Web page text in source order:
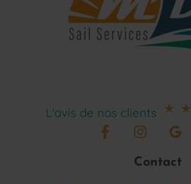
L'avis de nos clients ★ ★
Contact